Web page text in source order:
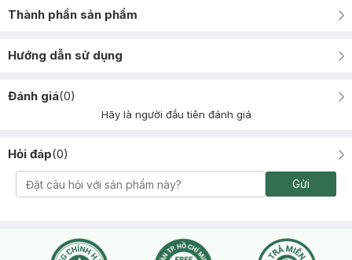
Thành phần sản phẩm
Hướng dẫn sử dụng
Đánh giá(0)
Hãy là người đầu tiên đánh giá
Hỏi đáp(0)
Gửi